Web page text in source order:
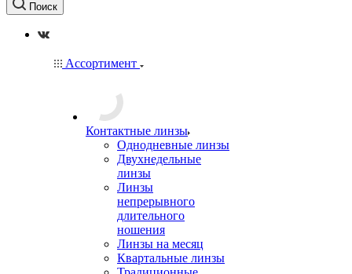
Поиск
Ассортимент
Контактные линзы
Однодневные линзы
Двухнедельные
линзы
Линзы
непрерывного
длительного
ношения
Линзы на месяц
Квартальные линзы